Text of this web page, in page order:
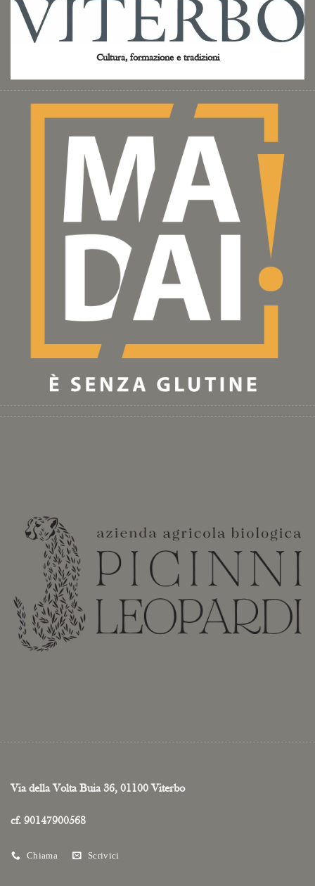
Cultura, formazione e tradizioni
Via della Volta Buia 36, 01100 Viterbo
cf. 90147900568
Chiama Scrivici